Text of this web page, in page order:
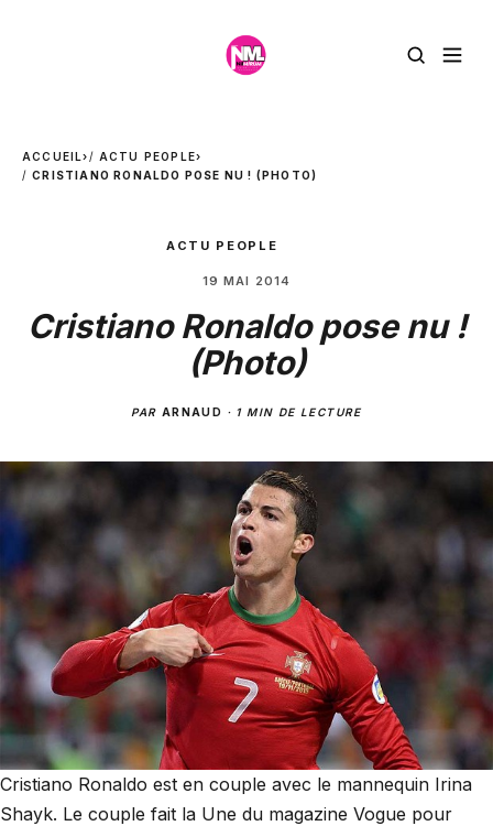
ACCUEIL› ACTU PEOPLE›
CRISTIANO RONALDO POSE NU ! (PHOTO)
ACTU PEOPLE
19 MAI 2014
Cristiano Ronaldo pose nu !
(Photo)
PAR ARNAUD · 1 MIN DE LECTURE
Cristiano Ronaldo est en couple avec le mannequin Irina
Shayk. Le couple fait la Une du magazine Vogue pour